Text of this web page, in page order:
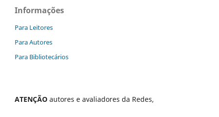
Informações
Para Leitores
Para Autores
Para Bibliotecários
ATENÇÃO autores e avaliadores da Redes,